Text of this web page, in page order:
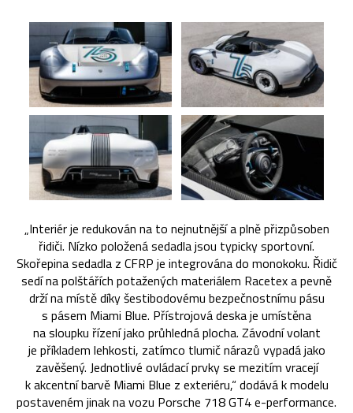
„Interiér je redukován na to nejnutnější a plně přizpůsoben
řidiči. Nízko položená sedadla jsou typicky sportovní.
Skořepina sedadla z CFRP je integrována do monokoku. Řidič
sedí na polštářích potažených materiálem Racetex a pevně
drží na místě díky šestibodovému bezpečnostnímu pásu
s pásem Miami Blue. Přístrojová deska je umístěna
na sloupku řízení jako průhledná plocha. Závodní volant
je příkladem lehkosti, zatímco tlumič nárazů vypadá jako
zavěšený. Jednotlivé ovládací prvky se mezitím vracejí
k akcentní barvě Miami Blue z exteriéru,“ dodává k modelu
postaveném jinak na vozu Porsche 718 GT4 e-performance.